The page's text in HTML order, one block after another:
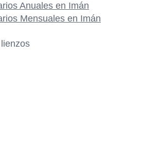
Anuales en Imán
Mensuales en Imán